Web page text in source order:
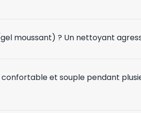
moussant) ? Un nettoyant
et souple pendant